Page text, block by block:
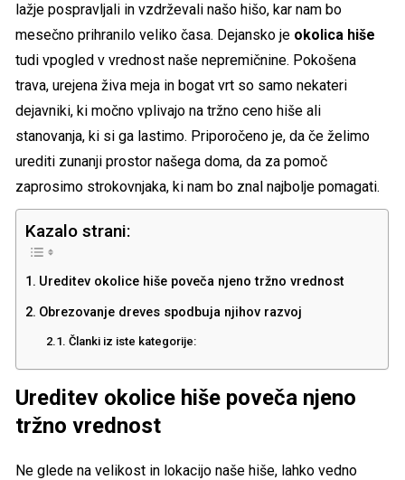
lažje pospravljali in vzdrževali našo hišo, kar nam bo
mesečno prihranilo veliko časa. Dejansko je okolica hiše
tudi vpogled v vrednost naše nepremičnine. Pokošena
trava, urejena živa meja in bogat vrt so samo nekateri
dejavniki, ki močno vplivajo na tržno ceno hiše ali
stanovanja, ki si ga lastimo. Priporočeno je, da če želimo
urediti zunanji prostor našega doma, da za pomoč
zaprosimo strokovnjaka, ki nam bo znal najbolje pomagati.
Kazalo strani:
Ureditev okolice hiše poveča njeno tržno vrednost
Obrezovanje dreves spodbuja njihov razvoj
Članki iz iste kategorije:
Ureditev okolice hiše poveča njeno
tržno vrednost
Ne glede na velikost in lokacijo naše hiše, lahko vedno